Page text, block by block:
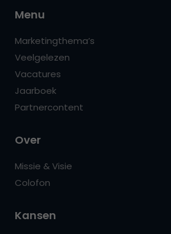
Menu
Marketingthema’s
Veelgelezen
Vacatures
Jaarboek
Partnercontent
Over
Missie & Visie
Colofon
Kansen